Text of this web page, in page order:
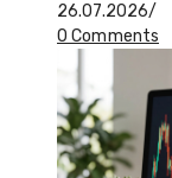
26.07.2026/
0 Comments